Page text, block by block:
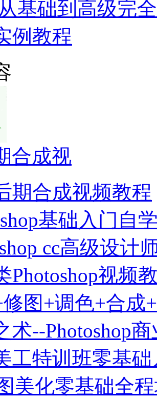
合成视
期合成视频教程
基础入门自
cc高级设计
Photoshop视频
图+调色+合成
术--Photoshop
工特训班零基础
美化零基础全